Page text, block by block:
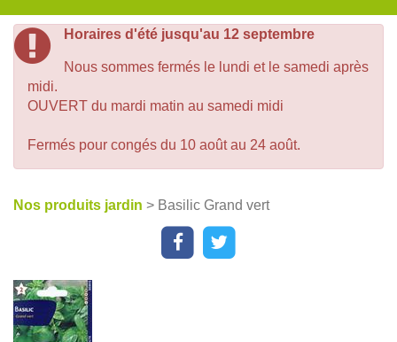
Horaires d'été jusqu'au 12 septembre
Nous sommes fermés le lundi et le samedi après
midi.
OUVERT du mardi matin au samedi midi
Fermés pour congés du 10 août au 24 août.
Nos produits jardin > Basilic Grand vert